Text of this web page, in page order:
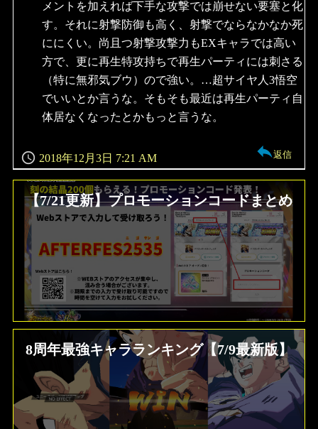
2018年12月3日 7:21 AM
メントを加えれば下手な攻撃では崩せない要塞と化
す。それに射撃防御も高く、射撃でならなかなか死
ににくい。尚且つ射撃攻撃力もEXキャラでは高い
方で、更に再生特攻持ちで再生パーティには刺さる
（特に無邪気ブウ）ので強い。…超サイヤ人3悟空
でいいとか言うな。そもそも最近は再生パーティ自
体居なくなったとかもっと言うな。
返信
【7/21更新】プロモーションコードまとめ
8周年最強キャラランキング【7/9最新版】